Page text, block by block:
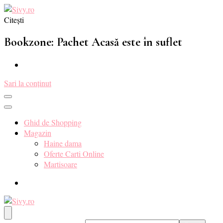
Sivy.ro ❤️
Sivy.ro este un sursa de inspiratie si un ghid de cumparare online
pentru tine. ❤️
Citești
Bookzone: Pachet Acasă este în suflet
Sari la conținut
Ghid de Shopping
Magazin
Haine dama
Oferte Carti Online
Martisoare
Sivy.ro ❤️
Sivy.ro este un sursa de inspiratie si un ghid de cumparare online